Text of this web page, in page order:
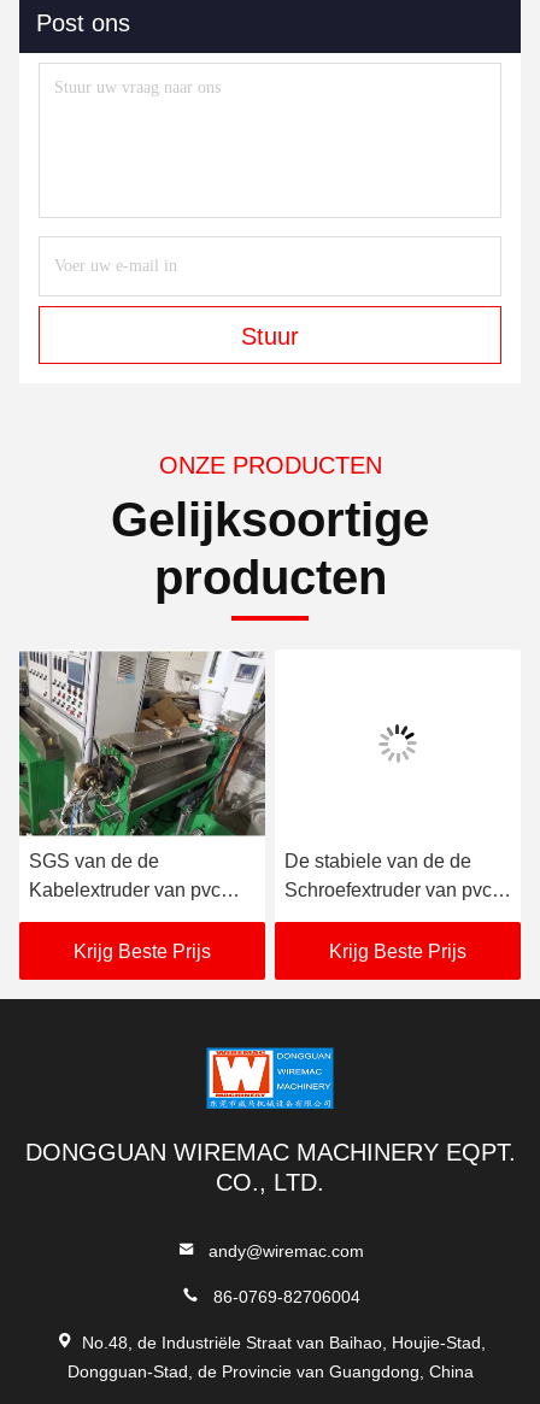
Post ons
Stuur
ONZE PRODUCTEN
Gelijksoortige
producten
SGS van de de
Kabelextruder van pvc
van de de Machineopslag
Lengte 180m voor THW
VCT
Krijg Beste Prijs
De stabiele van de de
Schroefextruder van pvc
Dubbele Machine 3.75KW
neemt Macht op
Krijg Beste Prijs
DONGGUAN WIREMAC MACHINERY EQPT.
CO., LTD.
andy@wiremac.com
86-0769-82706004
No.48, de Industriële Straat van Baihao, Houjie-Stad,
Dongguan-Stad, de Provincie van Guangdong, China